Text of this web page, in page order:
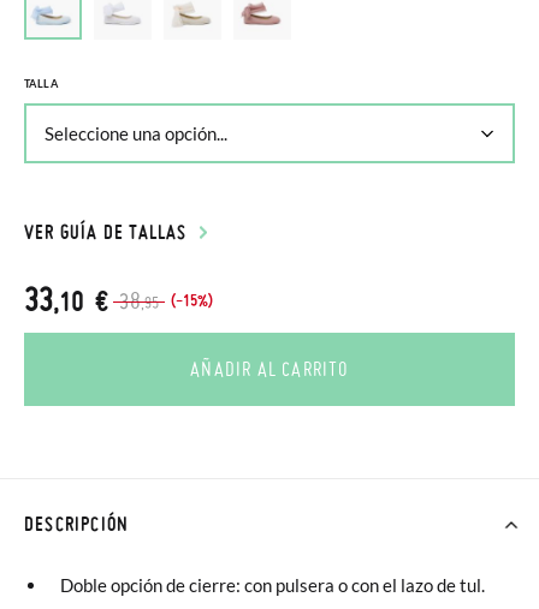
TALLA
VER GUÍA DE TALLAS
38,95 (-15%)
33,10 €
AÑADIR AL CARRITO
DESCRIPCIÓN
Doble opción de cierre: con pulsera o con el lazo de tul.